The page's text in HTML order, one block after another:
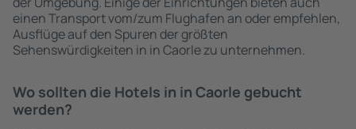
einen Transport vom/zum Flughafen an oder empfehlen,
Ausflüge auf den Spuren der größten
Sehenswürdigkeiten in in Caorle zu unternehmen.
Wo sollten die Hotels in in Caorle gebucht
werden?